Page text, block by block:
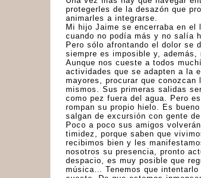
protegerles de la desazón que
animarles a integrarse.
Mi hijo Jaime se encerraba en
cuando no podía más y no salía
Pero sólo afrontando el dolor se
siempre es imposible y, además,
Aunque nos cueste a todos
actividades que se adapten a la
mayores, procurar que
mismos. Sus primeras salidas
como pez fuera del agua. Pero
rompan su propio hielo. Es
salgan de excursión con gente
Poco a poco sus amigos
timidez, porque saben que
recibimos bien y les
nosotros su presencia, pronto
despacio, es muy posible que
música… Tenemos que intentarlo